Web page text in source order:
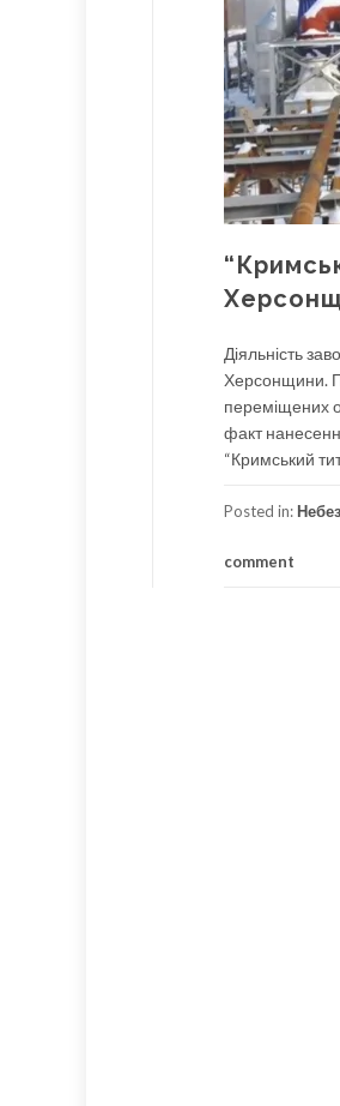
Діяльність
Херсонщини.
переміщених
факт
“Кримський
Posted in:
comment